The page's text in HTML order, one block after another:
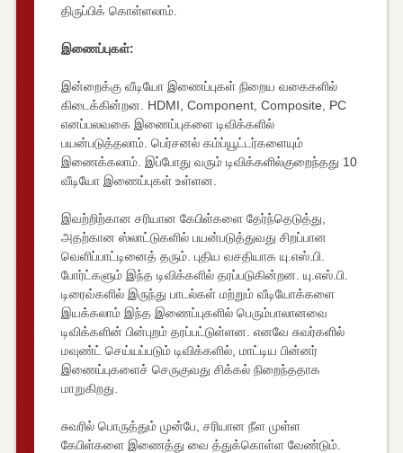
திருப்பிக் கொள்ளலாம்.
இணைப்புகள்:
இன்றைக்கு வீடியோ இணைப்புகள் நிறைய வகைகளில்
கிடைக்கின்றன. HDMI, Component, Composite, PC
எனப்பலவகை இணைப்புகளை டிவிக்களில்
பயன்படுத்தலாம். பெர்சனல் கம்ப்யூட்டர்களையும்
இணைக்கலாம். இப்போது வரும் டிவிக்களில்குறைந்தது 10
வீடியோ இணைப்புகள் உள்ளன.
இவற்றிற்கான சரியான கேபிள்களை தேர்ந்தெடுத்து,
அதற்கான ஸ்லாட்டுகளில் பயன்படுத்துவது சிறப்பான
வெளிப்பாட்டினைத் தரும். புதிய வசதியாக யு.எஸ்.பி.
போர்ட்களும் இந்த டிவிக்களில் தரப்படுகின்றன. யு.எஸ்.பி.
டிரைவ்களில் இருந்து பாடல்கள் மற்றும் வீடியோக்களை
இயக்கலாம் இந்த இணைப்புகளில் பெரும்பாலானவை
டிவிக்களின் பின்புறம் தரப்பட்டுள்ளன. எனவே சுவர்களில்
மவுண்ட் செய்யப்படும் டிவிக்களில், மாட்டிய பின்னர்
இணைப்புகளைச் செருகுவது சிக்கல் நிறைந்ததாக
மாறுகிறது.
சுவரில் பொருத்தும் முன்பே, சரியான நீள முள்ள
கேபிள்களை இணைத்து வை த்துக்கொள்ள வேண்டும்.